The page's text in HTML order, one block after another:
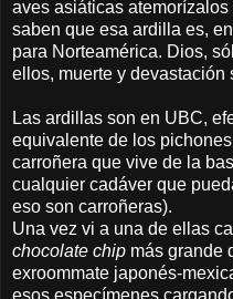
aves asiáticas
saben que esa ardilla es,
para Norteamérica. Dios,
ellos, muerte y devastación
Las ardillas son en UBC,
equivalente de los
carroñera que vive de la
cualquier cadáver que
eso son carroñeras).
Una vez vi a una de ellas
chocolate chip más grande
exroommate japonés-